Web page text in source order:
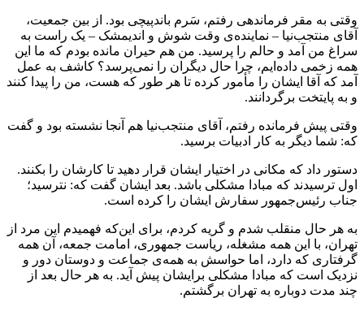
وقتی به مقر فرماندهی رفتم، سَرم باندپیچی بود. از بین جمعیت،
آقای منتجب‌نیا – نماینده‌ی وقت شوش و اندیمشک – یک‌ راست به
سراغ من آمد و حالم را پرسید. من هم حیران مانده بودم که ما این
همه زخمی داده‌ایم، چرا حال دیگران را نمی‌پرسد؟ کاشف به عمل
آمد که آقا ایشان را مأمور کرده تا هر طور که هست، من را پیدا کنند
و به پایتخت برگردانند.
وقتی پیش فرمانده رفتم، آقای منتجب‌نیا هم آنجا نشسته بود و گفت
که: شما دیگر به کار ادبیات برسید.
دستور داد که مکانی در اختیار ایشان قرار دهید تا کارشان را بکنند.
اول ترسیدند که مبادا مشکلی باشد. بعد ایشان گفت که: نترسید؛
جناب رئیس‌جمهور سفارش ایشان را کرده است.
به هر حال منقلب شدم و گریه کردم، برای این‌که فهمیدم این مرد از
تهران، با این همه مشغله، ریاست‌ جمهوری، ‌امامت جمعه، آن همه
گرفتاری که دارد، اما حواسش به همه‌ی جماعت و دوستان دور و
نزدیک است که مبادا مشکلی برایشان پیش آید. به هر حال بعد از
چند مدت دوباره به تهران برگشتم.